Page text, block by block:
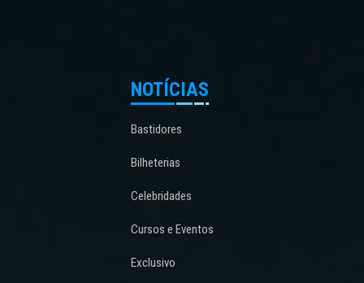
NOTÍCIAS
Bastidores
Bilheterias
Celebridades
Cursos e Eventos
Exclusivo